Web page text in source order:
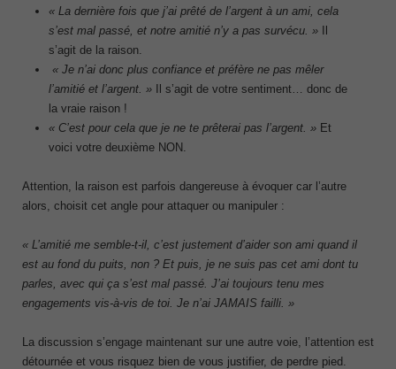
« La dernière fois que j’ai prêté de l’argent à un ami, cela
s’est mal passé, et notre amitié n’y a pas survécu. » Il
s’agit de la raison.
« Je n’ai donc plus confiance et préfère ne pas mêler
l’amitié et l’argent. » Il s’agit de votre sentiment… donc de
la vraie raison !
« C’est pour cela que je ne te prêterai pas l’argent. » Et
voici votre deuxième NON.
Attention, la raison est parfois dangereuse à évoquer car l’autre
alors, choisit cet angle pour attaquer ou manipuler :
« L’amitié me semble-t-il, c’est justement d’aider son ami quand il
est au fond du puits, non ? Et puis, je ne suis pas cet ami dont tu
parles, avec qui ça s’est mal passé. J’ai toujours tenu mes
engagements vis-à-vis de toi. Je n’ai JAMAIS failli. »
La discussion s’engage maintenant sur une autre voie, l’attention est
détournée et vous risquez bien de vous justifier, de perdre pied.